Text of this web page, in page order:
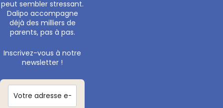
peut sembler stressant.
Dalipo accompagne
déjà des milliers de
parents, pas à pas.
Inscrivez-vous à notre
newsletter !